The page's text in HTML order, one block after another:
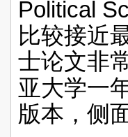
Political
比较接近
士论文非
亚大学一
版本，侧